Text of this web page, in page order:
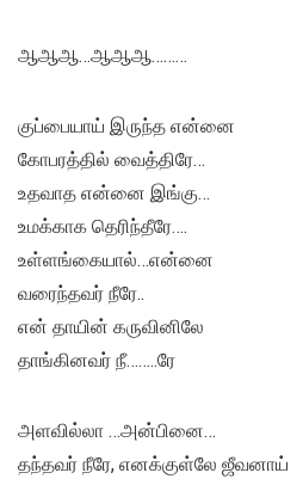
ஆஆஆ…ஆஆஆ………
குப்பையாய் இருந்த என்னை
கோபரத்தில் வைத்திரே…
உதவாத என்னை இங்கு…
உமக்காக தெரிந்தீரே….
உள்ளங்கையால்…என்னை
வரைந்தவர் நீரே..
என் தாயின் கருவினிலே
தாங்கினவர் நீ……..ரே
அளவில்லா …அன்பினை…
தந்தவர் நீரே, எனக்குள்லே ஜீவனாய்